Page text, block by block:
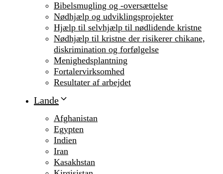
Bibelsmugling og -oversættelse
Nødhjælp og udviklingsprojekter
Hjælp til selvhjælp til nødlidende kristne
Nødhjælp til kristne der risikerer chikane,
diskrimination og forfølgelse
Menighedsplantning
Fortalervirksomhed
Resultater af arbejdet
Lande
Afghanistan
Egypten
Indien
Iran
Kasakhstan